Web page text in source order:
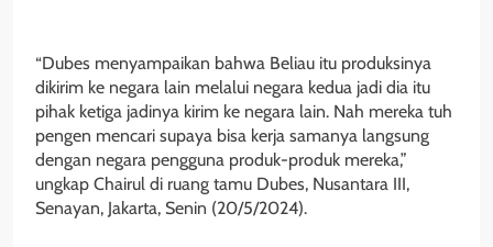
“Dubes menyampaikan bahwa Beliau itu produksinya
dikirim ke negara lain melalui negara kedua jadi dia itu
pihak ketiga jadinya kirim ke negara lain. Nah mereka tuh
pengen mencari supaya bisa kerja samanya langsung
dengan negara pengguna produk-produk mereka,”
ungkap Chairul di ruang tamu Dubes, Nusantara III,
Senayan, Jakarta, Senin (20/5/2024).